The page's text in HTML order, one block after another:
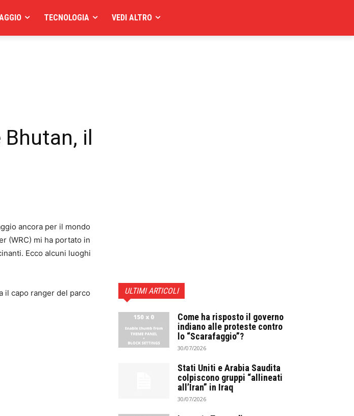
TECNOLOGIA VEDI ALTRO
il
ancora per il mondo
(WRC) mi ha portato in
Ecco alcuni luoghi
il capo ranger del parco
ULTIMI ARTICOLI
Come ha risposto il governo
indiano alle proteste contro
lo “Scarafaggio”?
30/07/2026
Stati Uniti e Arabia Saudita
colpiscono gruppi “allineati
all’Iran” in Iraq
30/07/2026